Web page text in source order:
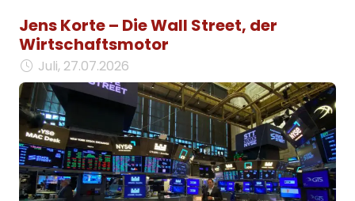
Jens Korte – Die Wall Street, der
Wirtschaftsmotor
Juli, 27.07.2026